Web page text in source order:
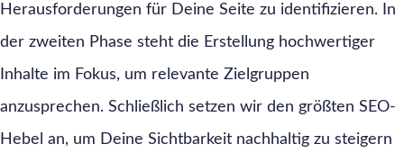
Herausforderungen für Deine Seite zu identifizieren. In
der zweiten Phase steht die Erstellung hochwertiger
Inhalte im Fokus, um relevante Zielgruppen
anzusprechen. Schließlich setzen wir den größten SEO-
Hebel an, um Deine Sichtbarkeit nachhaltig zu steigern